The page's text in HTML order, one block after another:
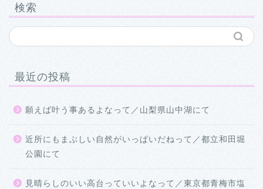
検索
最近の投稿
願えば叶う事あるよなって／山梨県山中湖にて
近所にもまぶしい自然がいっぱいだねって／都立和田堀
公園にて
見晴らしのいい高台っていいよなって／東京都青梅市塩